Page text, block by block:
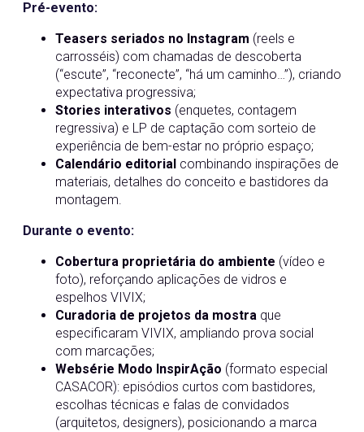
Pré-evento:
Teasers seriados no Instagram (reels e
carrosséis) com chamadas de descoberta
(“escute”, “reconecte”, “há um caminho…”), criando
expectativa progressiva;
Stories interativos (enquetes, contagem
regressiva) e LP de captação com sorteio de
experiência de bem-estar no próprio espaço;
Calendário editorial combinando inspirações de
materiais, detalhes do conceito e bastidores da
montagem.
Durante o evento:
Cobertura proprietária do ambiente (vídeo e
foto), reforçando aplicações de vidros e
espelhos VIVIX;
Curadoria de projetos da mostra que
especificaram VIVIX, ampliando prova social
com marcações;
Websérie Modo InspirAção (formato especial
CASACOR): episódios curtos com bastidores,
escolhas técnicas e falas de convidados
(arquitetos, designers), posicionando a marca